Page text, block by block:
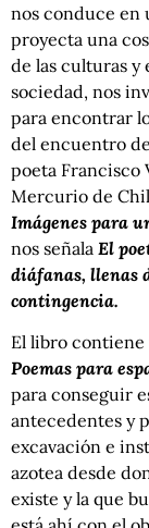
nos conduce en
proyecta una
de las culturas y
sociedad, nos
para encontrar
del encuentro
poeta Francisco
Mercurio de
Imágenes para
nos señala El
diáfanas, llenas
contingencia.
El libro contiene
Poemas para
para conseguir
antecedentes y
excavación e
azotea desde
existe y la que